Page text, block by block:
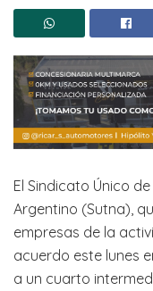
El Sindicato Único
Argentino (Sutna),
empresas de la
acuerdo este lunes
a un cuarto